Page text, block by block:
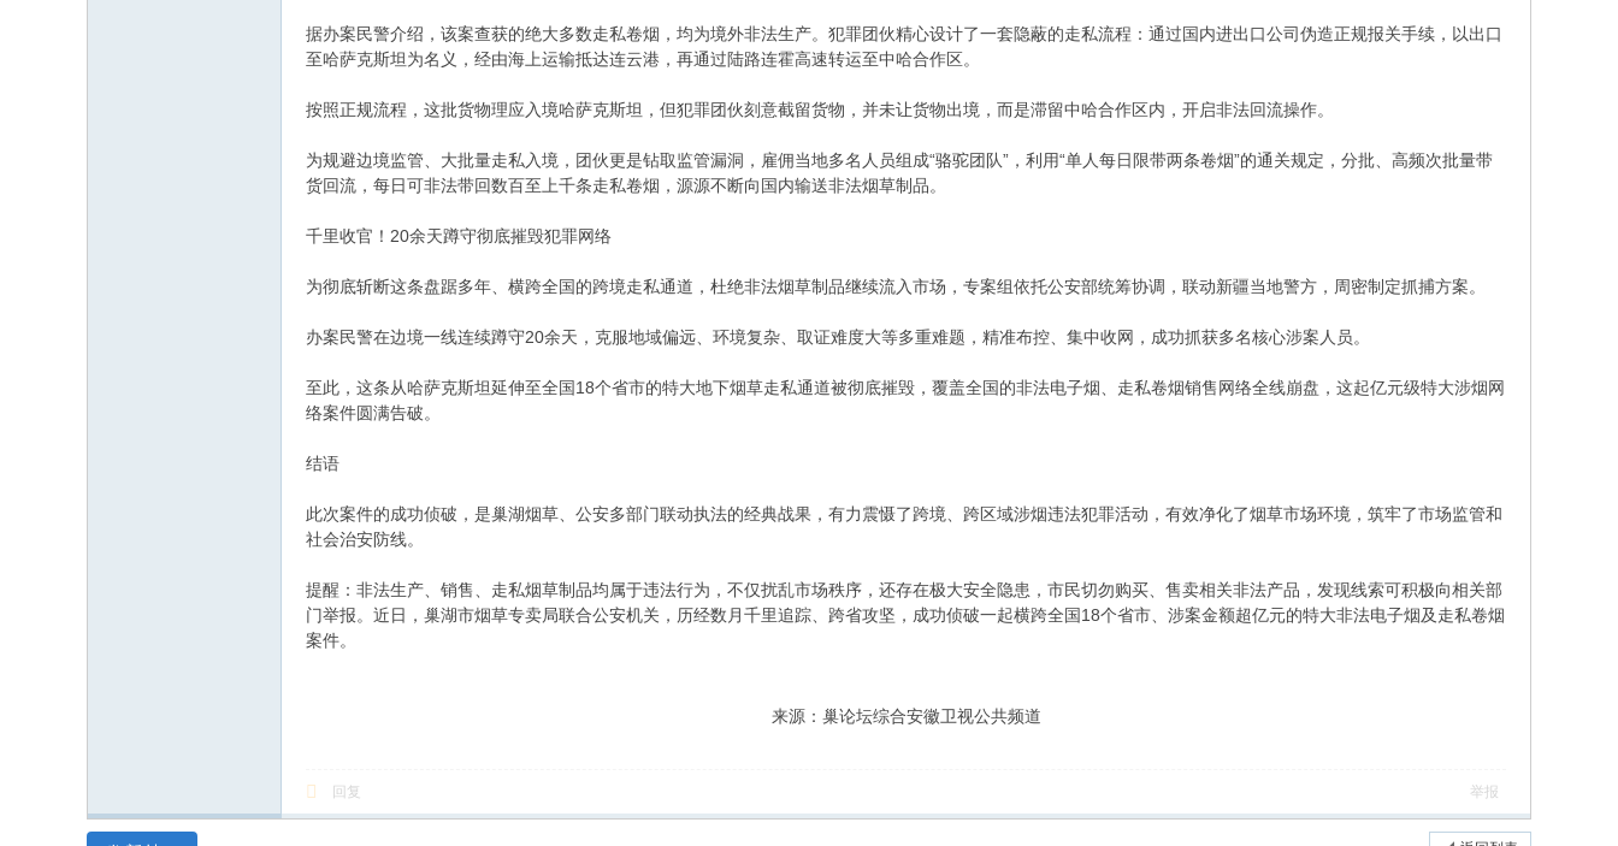
据办案民警介绍，该案查获的绝大多数走私卷烟，均为境外非法生产。犯罪团伙精心设计了一套隐蔽的走私流程：通过国内进出口公司伪造正规报关手续，以出口
至哈萨克斯坦为名义，经由海上运输抵达连云港，再通过陆路连霍高速转运至中哈合作区。
按照正规流程，这批货物理应入境哈萨克斯坦，但犯罪团伙刻意截留货物，并未让货物出境，而是滞留中哈合作区内，开启非法回流操作。
为规避边境监管、大批量走私入境，团伙更是钻取监管漏洞，雇佣当地多名人员组成“骆驼团队”，利用“单人每日限带两条卷烟”的通关规定，分批、高频次批量带
货回流，每日可非法带回数百至上千条走私卷烟，源源不断向国内输送非法烟草制品。
千里收官！20余天蹲守彻底摧毁犯罪网络
为彻底斩断这条盘踞多年、横跨全国的跨境走私通道，杜绝非法烟草制品继续流入市场，专案组依托公安部统筹协调，联动新疆当地警方，周密制定抓捕方案。
办案民警在边境一线连续蹲守20余天，克服地域偏远、环境复杂、取证难度大等多重难题，精准布控、集中收网，成功抓获多名核心涉案人员。
至此，这条从哈萨克斯坦延伸至全国18个省市的特大地下烟草走私通道被彻底摧毁，覆盖全国的非法电子烟、走私卷烟销售网络全线崩盘，这起亿元级特大涉烟网
络案件圆满告破。
结语
此次案件的成功侦破，是巢湖烟草、公安多部门联动执法的经典战果，有力震慑了跨境、跨区域涉烟违法犯罪活动，有效净化了烟草市场环境，筑牢了市场监管和
社会治安防线。
提醒：非法生产、销售、走私烟草制品均属于违法行为，不仅扰乱市场秩序，还存在极大安全隐患，市民切勿购买、售卖相关非法产品，发现线索可积极向相关部
门举报。近日，巢湖市烟草专卖局联合公安机关，历经数月千里追踪、跨省攻坚，成功侦破一起横跨全国18个省市、涉案金额超亿元的特大非法电子烟及走私卷烟
案件。
来源：巢论坛综合安徽卫视公共频道
回复 举报